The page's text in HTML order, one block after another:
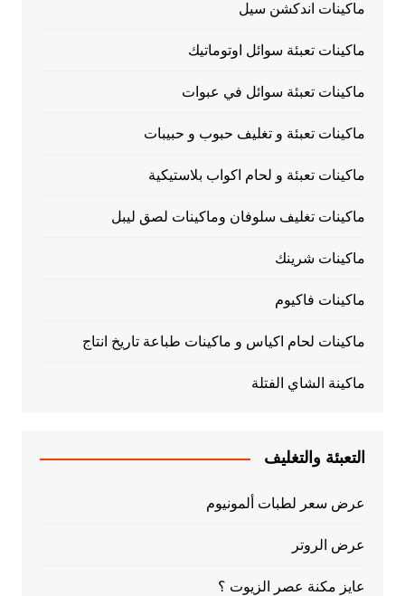
ماكينات اندكشن سيل
ماكينات تعبئة سوائل اوتوماتيك
ماكينات تعبئة سوائل في عبوات
ماكينات تعبئة و تغليف حبوب و حبيبات
ماكينات تعبئة و لحام اكواب بلاستيكية
ماكينات تغليف سلوفان وماكينات لصق ليبل
ماكينات شرينك
ماكينات فاكيوم
ماكينات لحام اكياس و ماكينات طباعة تاريخ انتاج
ماكينة الشاي الفتلة
التعبئة والتغليف
عرض سعر لطبات ألمونيوم
عرض الروتر
عايز مكنة عصر الزيوت ؟